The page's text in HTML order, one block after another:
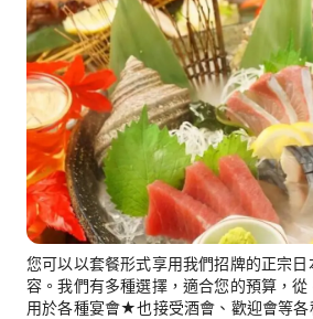
您可以以套餐形式享用我們招牌的正宗
容。我們有多種選擇，適合您的預算，
用於各種宴會★也接受酒會、歡迎會等各